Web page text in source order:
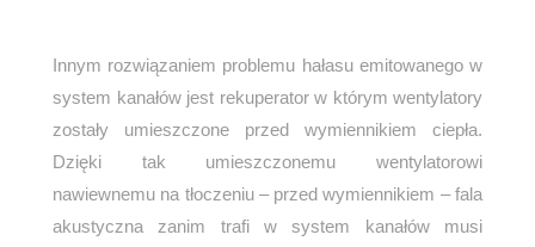
Innym rozwiązaniem problemu hałasu emitowanego w
system kanałów jest rekuperator w którym wentylatory
zostały umieszczone przed wymiennikiem ciepła.
Dzięki tak umieszczonemu wentylatorowi
nawiewnemu na tłoczeniu – przed wymiennikiem – fala
akustyczna zanim trafi w system kanałów musi